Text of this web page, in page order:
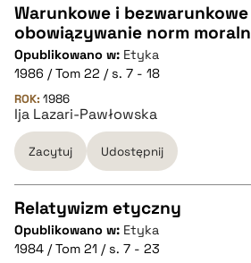
CZYSTY TEKST
pobierz cytat
BIBTEX
pobierz cytat
Warunkowe i bezwarunkowe
obowiązywanie norm
Opublikowano w: Etyka
1986 / Tom 22 / s. 7 - 18
ROK: 1986
Ija Lazari-Pawłowska
Zacytuj Udostępnij
CZYSTY TEKST
Relatywizm etyczny
Opublikowano w: Etyka
1984 / Tom 21 / s. 7 - 23